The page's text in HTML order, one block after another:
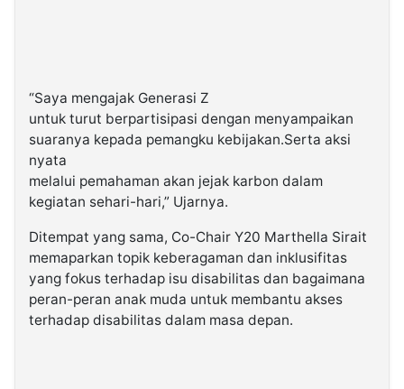
“Saya mengajak Generasi Z
untuk turut berpartisipasi dengan menyampaikan
suaranya kepada pemangku kebijakan.Serta aksi
nyata
melalui pemahaman akan jejak karbon dalam
kegiatan sehari-hari,” Ujarnya.
Ditempat yang sama, Co-Chair Y20 Marthella Sirait
memaparkan topik keberagaman dan inklusifitas
yang fokus terhadap isu disabilitas dan bagaimana
peran-peran anak muda untuk membantu akses
terhadap disabilitas dalam masa depan.